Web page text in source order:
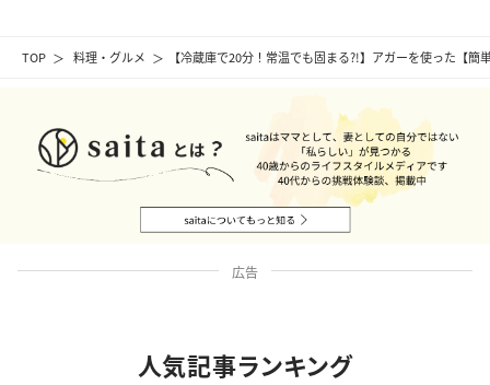
TOP 料理・グルメ 【冷蔵庫で20分！常温でも固まる?!】アガーを使った【簡
広告
人気記事ランキング